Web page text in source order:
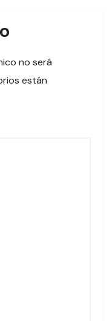
no será
están